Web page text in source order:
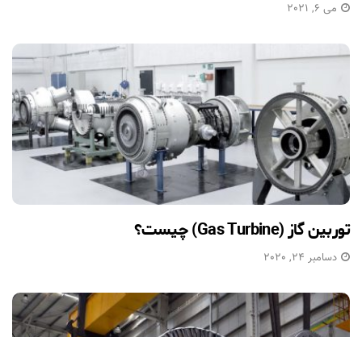
می 6, 2021
توربین گاز (Gas Turbine) چیست؟
دسامبر 24, 2020